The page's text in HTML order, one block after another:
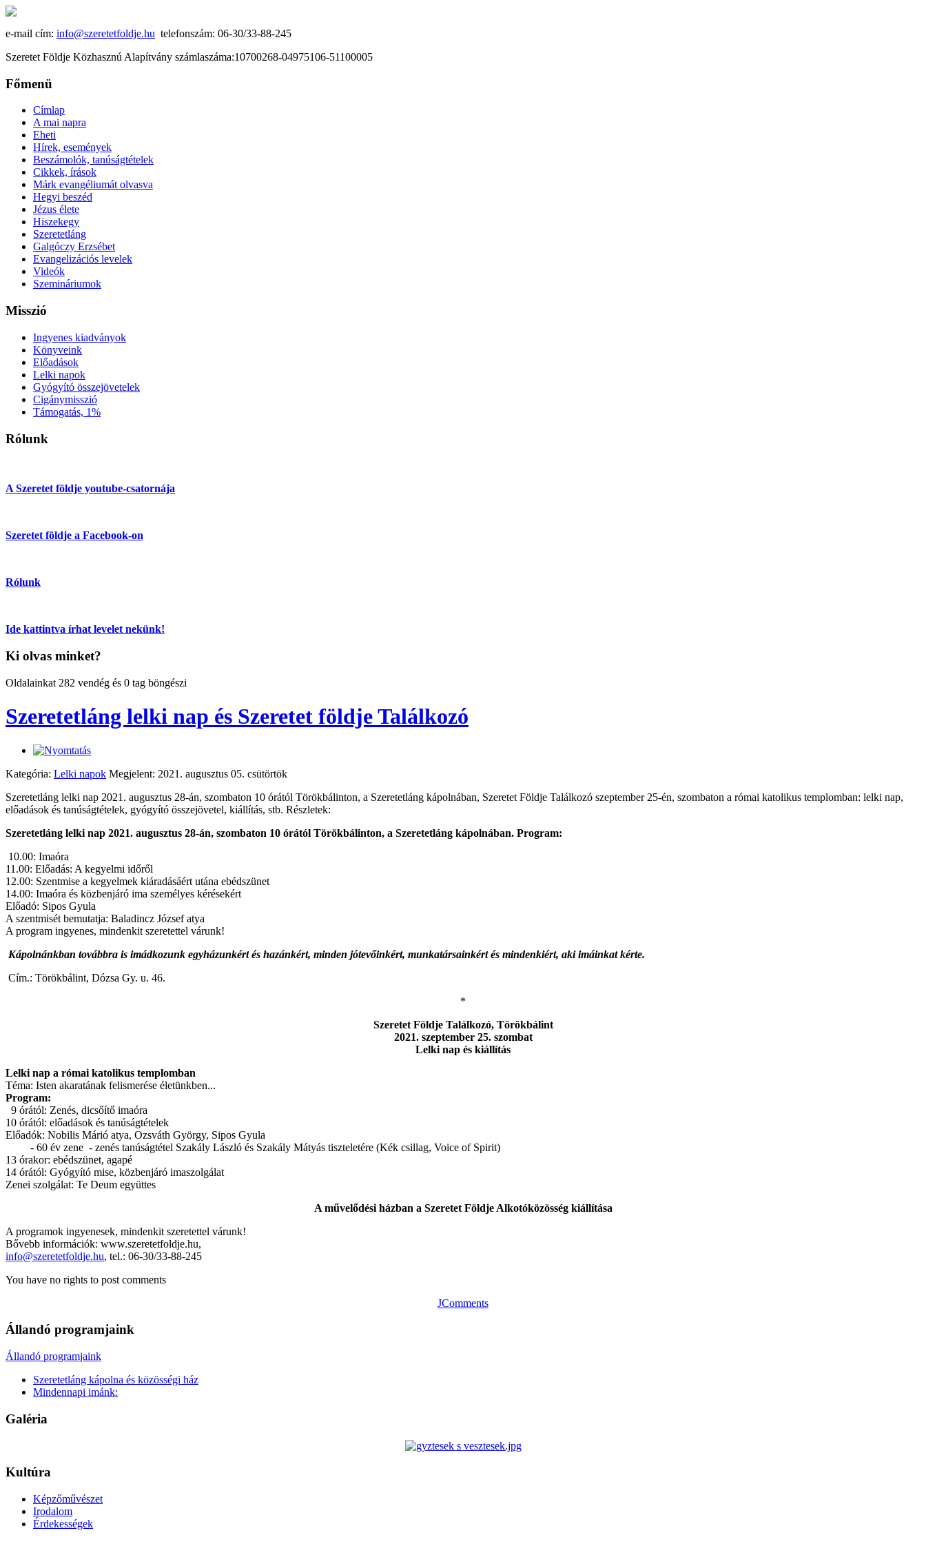
e-mail cím: info@szeretetfoldje.hu telefonszám: 06-30/33-88-245
Szeretet Földje Közhasznú Alapítvány számlaszáma:10700268-04975106-51100005
Főmenü
Címlap
A mai napra
Eheti
Hírek, események
Beszámolók, tanúságtételek
Cikkek, írások
Márk evangéliumát olvasva
Hegyi beszéd
Jézus élete
Hiszekegy
Szeretetláng
Galgóczy Erzsébet
Evangelizációs levelek
Videók
Szemináriumok
Misszió
Ingyenes kiadványok
Könyveink
Előadások
Lelki napok
Gyógyító összejövetelek
Cigánymisszió
Támogatás, 1%
Rólunk
A Szeretet földje youtube-csatornája
Szeretet földje a Facebook-on
Rólunk
Ide kattintva írhat levelet nekünk!
Ki olvas minket?
Oldalainkat 282 vendég és 0 tag böngészi
Szeretetláng lelki nap és Szeretet földje Találkozó
Kategória: Lelki napok Megjelent: 2021. augusztus 05. csütörtök
Szeretetláng lelki nap 2021. augusztus 28-án, szombaton 10 órától Törökbálinton, a Szeretetláng kápolnában, Szeretet Földje Találkozó szeptember 25-én, szombaton a római katolikus templomban: lelki nap,
előadások és tanúságtételek, gyógyító összejövetel, kiállítás, stb. Részletek:
Szeretetláng lelki nap 2021. augusztus 28-án, szombaton 10 órától Törökbálinton, a Szeretetláng kápolnában. Program:
10.00: Imaóra
11.00: Előadás: A kegyelmi időről
12.00: Szentmise a kegyelmek kiáradásáért utána ebédszünet
14.00: Imaóra és közbenjáró ima személyes kérésekért
Előadó: Sipos Gyula
A szentmisét bemutatja: Baladincz József atya
A program ingyenes, mindenkit szeretettel várunk!
Kápolnánkban továbbra is imádkozunk egyházunkért és hazánkért, minden jótevőinkért, munkatársainkért és mindenkiért, aki imáinkat kérte.
Cím.: Törökbálint, Dózsa Gy. u. 46.
*
Szeretet Földje Találkozó, Törökbálint
2021. szeptember 25. szombat
Lelki nap és kiállítás
Lelki nap a római katolikus templomban
Téma: Isten akaratának felismerése életünkben...
Program:
9 órától: Zenés, dicsőítő imaóra
10 órától: előadások és tanúságtételek
Előadók: Nobilis Márió atya, Ozsváth György, Sipos Gyula
- 60 év zene - zenés tanúságtétel Szakály László és Szakály Mátyás tiszteletére (Kék csillag, Voice of Spirit)
13 órakor: ebédszünet, agapé
14 órától: Gyógyító mise, közbenjáró imaszolgálat
Zenei szolgálat: Te Deum együttes
A művelődési házban a Szeretet Földje Alkotóközösség kiállítása
A programok ingyenesek, mindenkit szeretettel várunk!
Bővebb információk: www.szeretetfoldje.hu,
info@szeretetfoldje.hu, tel.: 06-30/33-88-245
You have no rights to post comments
JComments
Állandó programjaink
Állandó programjaink
Szeretetláng kápolna és közösségi ház
Mindennapi imánk:
Galéria
Kultúra
Képzőművészet
Irodalom
Érdekességek